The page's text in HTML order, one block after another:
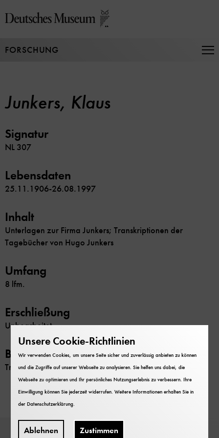
zum
FORSCHUNG
Junkers, Klaus
Signatur
NL 307
Lebensdaten
25.11.1906-26.08.1997
Inhalt
Unterlagen zur Firma Junkers; Transkriptionen der
Tagebücher von Hugo Junkers
Umfang
8 lfm.
Erschließung
Unbearbeitet
Beschränkung
Transkriptionen der Tagebücher gesperrt
Unsere Cookie-Richtlinien
Wir verwenden Cookies, um unsere Seite sicher und zuverlässig anbieten zu können
und die Zugriffe auf unserer Webseite zu analysieren. Sie helfen uns dabei, die
Webseite zu optimieren und Ihr persönliches Nutzungserlebnis zu verbessern. Ihre
Einwilligung können Sie jederzeit widerrufen. Weitere Informationen erhalten Sie in
derDatenschutzerklärung.
Ablehnen Zustimmen